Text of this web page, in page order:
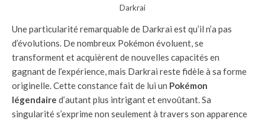
Darkrai
Une particularité remarquable de Darkrai est qu’il n’a pas
d’évolutions. De nombreux Pokémon évoluent, se
transforment et acquièrent de nouvelles capacités en
gagnant de l’expérience, mais Darkrai reste fidèle à sa forme
originelle. Cette constance fait de lui un Pokémon
légendaire d’autant plus intrigant et envoûtant. Sa
singularité s’exprime non seulement à travers son apparence